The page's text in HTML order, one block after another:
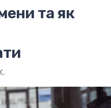
та як